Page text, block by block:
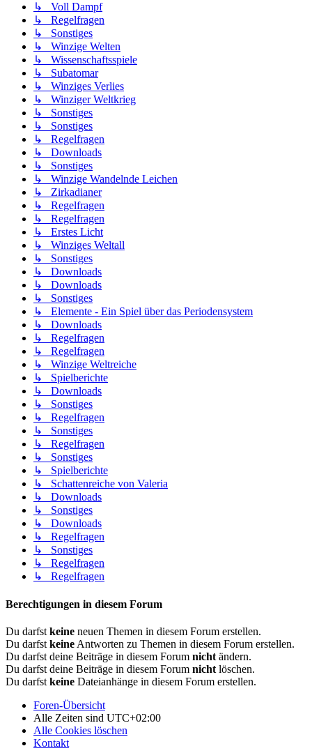
↳ Voll Dampf
↳ Regelfragen
↳ Sonstiges
↳ Winzige Welten
↳ Wissenschaftsspiele
↳ Subatomar
↳ Winziges Verlies
↳ Winziger Weltkrieg
↳ Sonstiges
↳ Sonstiges
↳ Regelfragen
↳ Downloads
↳ Sonstiges
↳ Winzige Wandelnde Leichen
↳ Zirkadianer
↳ Regelfragen
↳ Regelfragen
↳ Erstes Licht
↳ Winziges Weltall
↳ Sonstiges
↳ Downloads
↳ Downloads
↳ Sonstiges
↳ Elemente - Ein Spiel über das Periodensystem
↳ Downloads
↳ Regelfragen
↳ Regelfragen
↳ Winzige Weltreiche
↳ Spielberichte
↳ Downloads
↳ Sonstiges
↳ Regelfragen
↳ Sonstiges
↳ Regelfragen
↳ Sonstiges
↳ Spielberichte
↳ Schattenreiche von Valeria
↳ Downloads
↳ Sonstiges
↳ Downloads
↳ Regelfragen
↳ Sonstiges
↳ Regelfragen
↳ Regelfragen
Berechtigungen in diesem Forum
Du darfst keine neuen Themen in diesem Forum erstellen.
Du darfst keine Antworten zu Themen in diesem Forum erstellen.
Du darfst deine Beiträge in diesem Forum nicht ändern.
Du darfst deine Beiträge in diesem Forum nicht löschen.
Du darfst keine Dateianhänge in diesem Forum erstellen.
Foren-Übersicht
Alle Zeiten sind UTC+02:00
Alle Cookies löschen
Kontakt